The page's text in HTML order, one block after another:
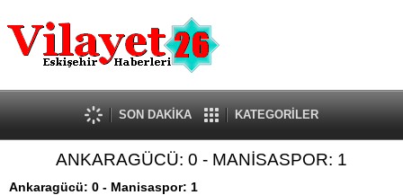
Güncel
Ekonomi
Politika
Eğitim
Spor
Kültür-Sanat
Dünya
SON DAKİKA KATEGORİLER
ANKARAGÜCÜ: 0 - MANİSASPOR: 1
Ankaragücü: 0 - Manisaspor: 1